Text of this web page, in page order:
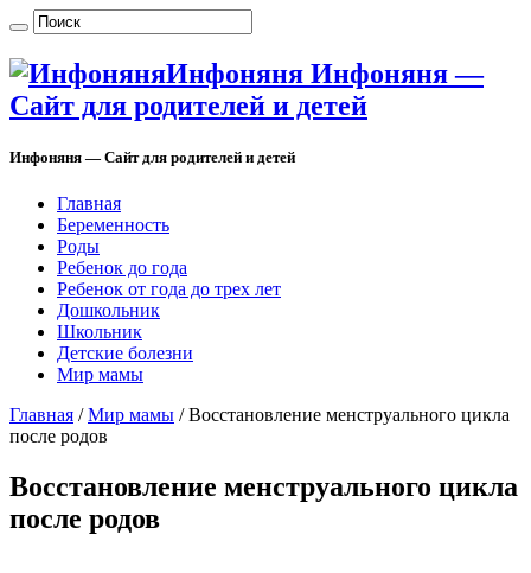
Инфоняня Инфоняня —
Сайт для родителей и детей
Инфоняня — Сайт для родителей и детей
Главная
Беременность
Роды
Ребенок до года
Ребенок от года до трех лет
Дошкольник
Школьник
Детские болезни
Мир мамы
Главная / Мир мамы / Восстановление менструального цикла
после родов
Восстановление менструального цикла
после родов